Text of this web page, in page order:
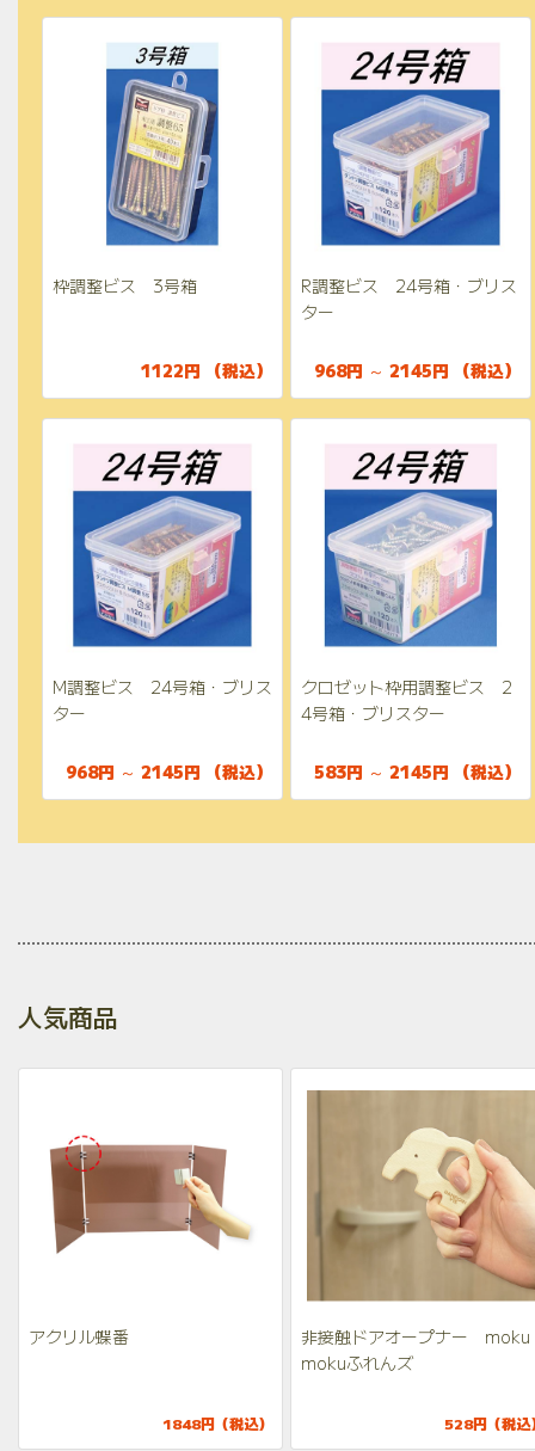
枠調整ビス 3号箱
1122円 （税込）
R調整ビス 24号箱・ブリス
ター
968円 ～ 2145円 （税込）
M調整ビス 24号箱・ブリス
ター
968円 ～ 2145円 （税込）
クロゼット枠用調整ビス 2
4号箱・ブリスター
583円 ～ 2145円 （税込）
人気商品
アクリル蝶番
1848円（税込）
非接触ドアオープナー moku
mokuふれんズ
528円（税込